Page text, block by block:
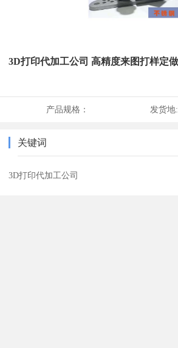
3D打印代加工公司 高精度来图打样定做
产品规格： 发货地:
关键词
3D打印代加工公司